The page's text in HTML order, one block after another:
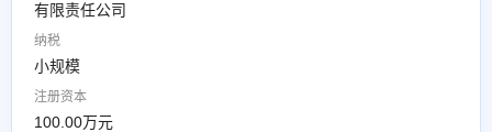
有限责任公司
纳税
小规模
注册资本
100.00万元